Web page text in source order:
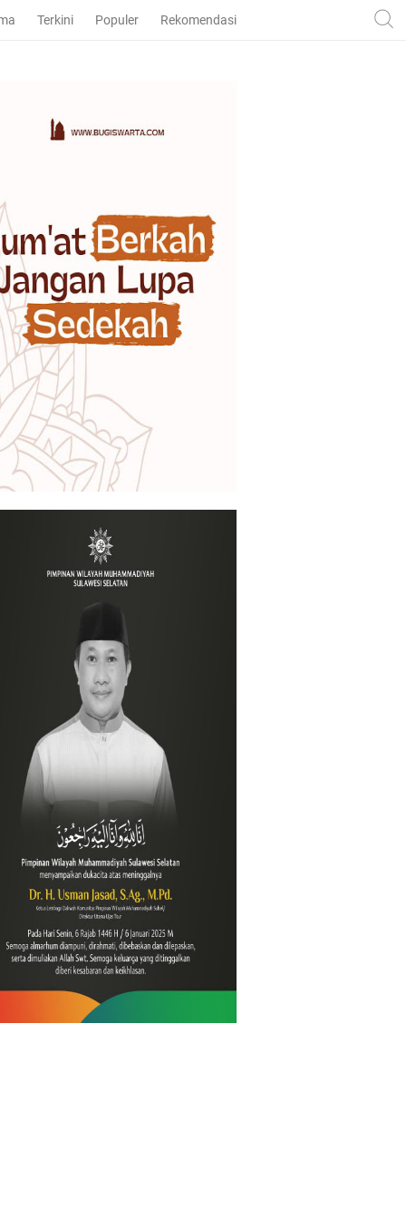
Terkini Populer Rekomendasi